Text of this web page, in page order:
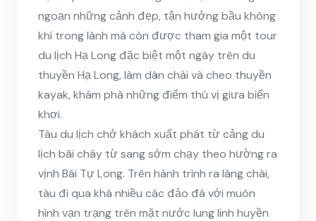
ngoạn những cảnh đẹp, tận hưởng bầu không
khí trong lành mà còn được tham gia một tour
du lịch Hạ Long đặc biệt một ngày trên du
thuyền Hạ Long, làm dân chài và cheo thuyền
kayak, khám phà những điểm thú vị giưa biển
khơi.
Tàu du lịch chở khách xuất phát từ cảng du
lịch bãi cháy từ sang sớm chạy theo hường ra
vịnh Bái Tự Long. Trên hành trình ra làng chài,
tàu đi qua khá nhiều các đảo đá với muôn
hình vạn trạng trên mặt nước lung linh huyền